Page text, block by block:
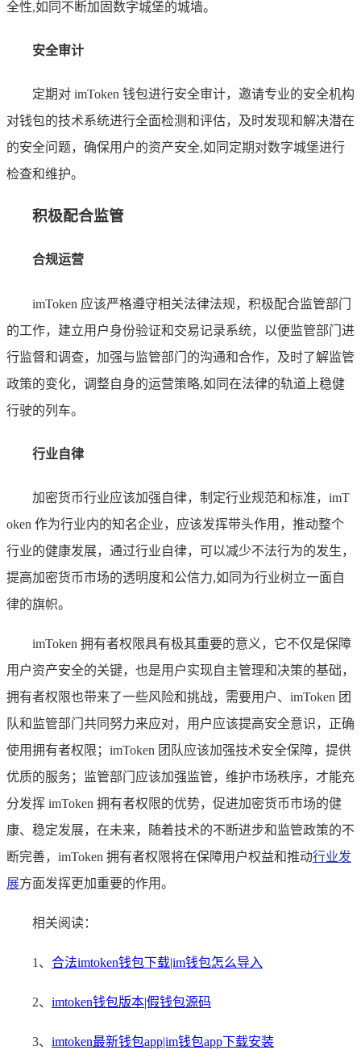
全性,如同不断加固数字城堡的城墙。
安全审计
定期对 imToken 钱包进行安全审计，邀请专业的安全机构
对钱包的技术系统进行全面检测和评估，及时发现和解决潜在
的安全问题，确保用户的资产安全,如同定期对数字城堡进行
检查和维护。
积极配合监管
合规运营
imToken 应该严格遵守相关法律法规，积极配合监管部门
的工作，建立用户身份验证和交易记录系统，以便监管部门进
行监督和调查，加强与监管部门的沟通和合作，及时了解监管
政策的变化，调整自身的运营策略,如同在法律的轨道上稳健
行驶的列车。
行业自律
加密货币行业应该加强自律，制定行业规范和标准，imT
oken 作为行业内的知名企业，应该发挥带头作用，推动整个
行业的健康发展，通过行业自律，可以减少不法行为的发生，
提高加密货币市场的透明度和公信力,如同为行业树立一面自
律的旗帜。
imToken 拥有者权限具有极其重要的意义，它不仅是保障
用户资产安全的关键，也是用户实现自主管理和决策的基础，
拥有者权限也带来了一些风险和挑战，需要用户、imToken 团
队和监管部门共同努力来应对，用户应该提高安全意识，正确
使用拥有者权限；imToken 团队应该加强技术安全保障，提供
优质的服务；监管部门应该加强监管，维护市场秩序，才能充
分发挥 imToken 拥有者权限的优势，促进加密货币市场的健
康、稳定发展，在未来，随着技术的不断进步和监管政策的不
断完善，imToken 拥有者权限将在保障用户权益和推动行业发
展方面发挥更加重要的作用。
相关阅读：
1、 合法imtoken钱包下载|im钱包怎么导入
2、 imtoken钱包版本|假钱包源码
3、 imtoken最新钱包app|im钱包app下载安装